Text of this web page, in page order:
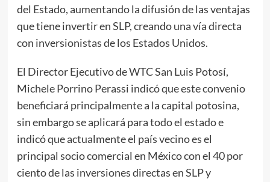
del Estado, aumentando la difusión de las ventajas
que tiene invertir en SLP, creando una vía directa
con inversionistas de los Estados Unidos.
El Director Ejecutivo de WTC San Luis Potosí,
Michele Porrino Perassi indicó que este convenio
beneficiará principalmente a la capital potosina,
sin embargo se aplicará para todo el estado e
indicó que actualmente el país vecino es el
principal socio comercial en México con el 40 por
ciento de las inversiones directas en SLP y